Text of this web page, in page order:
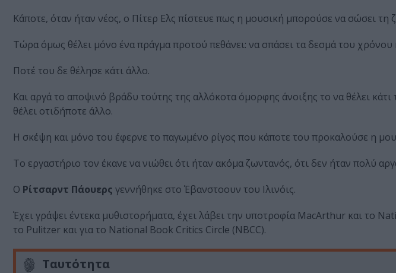
Κάποτε, όταν ήταν νέος, ο Πίτερ Ελς πίστευε πως η μουσική μπορούσε να σώσει
Τώρα όμως θέλει μόνο ένα πράγμα προτού πεθάνει: να σπάσει τα δεσμά του χρόνου
Ποτέ του δε θέλησε κάτι άλλο.
Και αργά το αποψινό βράδυ τούτης της αλλόκοτα όμορφης άνοιξης το να θέλει κάτι
θέλει οτιδήποτε άλλο.
Η σκέψη και μόνο του έφερνε το παγωμένο ρίγος που κάποτε του προκαλούσε η
Το εργαστήριο τον έκανε να νιώθει ότι ήταν ακόμα ζωντανός, ότι δεν ήταν πολύ
Ο Ρίτσαρντ Πάουερς γεννήθηκε στο Έβανστοουν του Ιλινόις.
Έχει γράψει έντεκα μυθιστορήματα, έχει λάβει την υποτροφία MacArthur και το
το Pulitzer και για το National Book Critics Circle (NBCC).
Ταυτότητα